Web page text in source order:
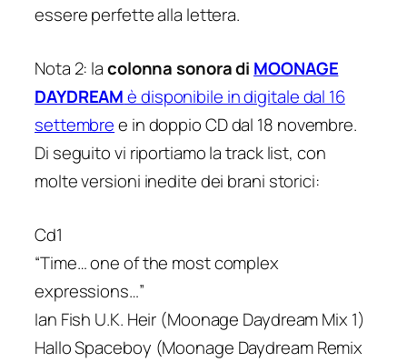
essere perfette alla lettera.
Nota 2: lacolonna sonora di MOONAGE
DAYDREAMè disponibile in digitale dal 16
settembree in doppio CD dal 18 novembre.
Di seguito vi riportiamo la track list, con
molte versioni inedite dei brani storici:
Cd1
“Time… one of the most complex
expressions…”
Ian Fish U.K. Heir (Moonage Daydream Mix 1)
Hallo Spaceboy (Moonage Daydream Remix